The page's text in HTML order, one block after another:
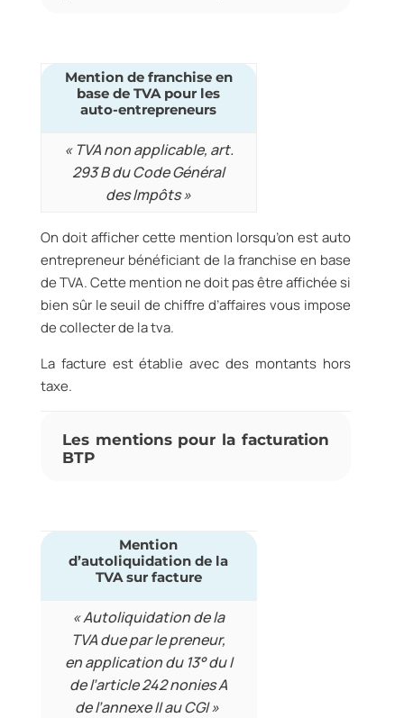
Mention de franchise en
base de TVA pour les
auto-entrepreneurs
« TVA non applicable, art.
293 B du Code Général
des Impôts »
On doit afficher cette mention lorsqu’on est auto
entrepreneur bénéficiant de la franchise en base
de TVA. Cette mention ne doit pas être affichée si
bien sûr le seuil de chiffre d’affaires vous impose
de collecter de la tva.
La facture est établie avec des montants hors
taxe.
Les mentions pour la facturation
BTP
Mention
d’autoliquidation de la
TVA sur facture
« Autoliquidation de la
TVA due par le preneur,
en application du 13° du I
de l’article 242 nonies A
de l’annexe II au CGI »